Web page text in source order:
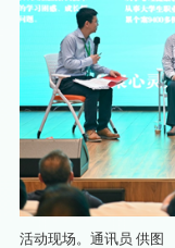
活动现场。通讯员 供图